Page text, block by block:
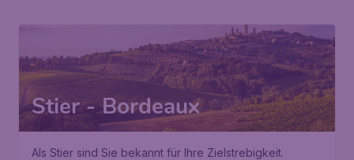
Stier - Bordeaux
Als Stier sind Sie bekannt für Ihre Zielstrebigkeit.